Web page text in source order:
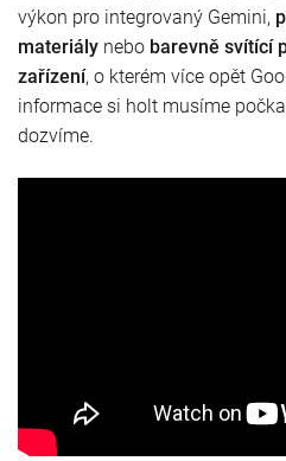
výkon pro integrovaný Gemini,
materiály nebo barevně svítící
zařízení, o kterém více opět
informace si holt musíme
dozvíme.